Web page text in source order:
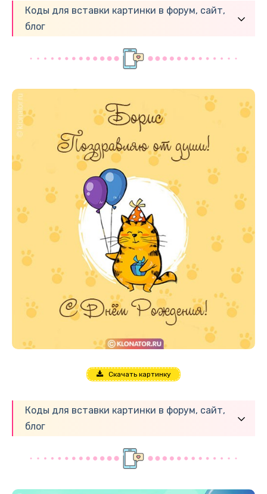
Коды для вставки картинки в форум, сайт,
блог
Скачать картинку
Коды для вставки картинки в форум, сайт,
блог